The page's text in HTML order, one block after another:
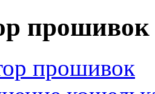
прошивок
прошивок